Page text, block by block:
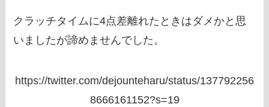
クラッチタイムに4点差離れたときはダメかと思
いましたが諦めませんでした。
https://twitter.com/dejounteharu/status/137792256
8666161152?s=19